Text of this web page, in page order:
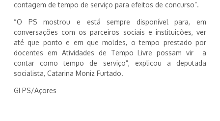
contagem de tempo de serviço para efeitos de concurso”.
“O PS mostrou e está sempre disponível para, em
conversações com os parceiros sociais e instituições, ver
até que ponto e em que moldes, o tempo prestado por
docentes em Atividades de Tempo Livre possam vir a
contar como tempo de serviço”, explicou a deputada
socialista, Catarina Moniz Furtado.
GI PS/Açores